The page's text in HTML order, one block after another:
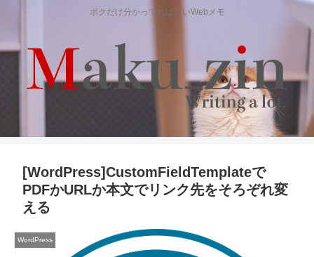
ボクだけ分かってればいいWebメモ
[WordPress]CustomFieldTemplateで
PDFかURLか本文でリンク先をそろぞれ変
える
WordPress